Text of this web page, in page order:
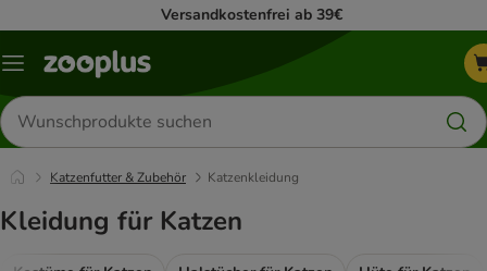
Versandkostenfrei ab 39€
Menü
Produkte
suchen
Katzenfutter & Zubehör Katzenkleidung
Kleidung für Katzen